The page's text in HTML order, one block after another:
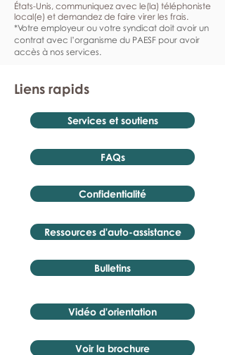
États-Unis, communiquez avec le(la) téléphoniste
local(e) et demandez de faire virer les frais.
*Votre employeur ou votre syndicat doit avoir un
contrat avec l’organisme du PAESF pour avoir
accès à nos services.
Liens rapids
Services et soutiens
FAQs
Confidentialité
Ressources d'auto-assistance
Bulletins
Vidéo d'orientation
Voir la brochure